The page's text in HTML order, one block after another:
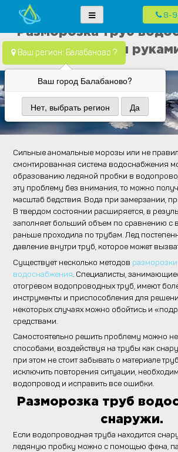
to
content
канализация.
систем водоснабжения, канализации и
Москве и Московской области
Ваш регион: Балабаново ?
Ваш город Балабаново?
Нет, выбрать регион Да
8-
Разморозка труб
своими
Сильные аномальные морозы или не
смонтированная система водоснабжения
образованию ледяной пробки в
эту проблему без внимания, то можно
масштаб бедствия. Вода при замерзании,
В твердом состоянии расширяется, в
заполняет больший объем по сравнению с
раньше проходила по трубам. Лед
давление внутри труб, которое может
Существует несколько методов разморозки
водоснабжения . Специалисты,
отогревом водопроводных труб, имеют
инструменты и приспособления для
некоторых случаях можно обойтись и
средствами.
Самостоятельно решить проблему можно
способами, воздействуя на трубы как
при этом не стоит забывать о материале
исключить повторения ситуации,
водопровод и исправить все ошибки.
Разморозка труб
снаружи.
Если водопроводная труба находится
ледяную пробку можно с помощью фена,